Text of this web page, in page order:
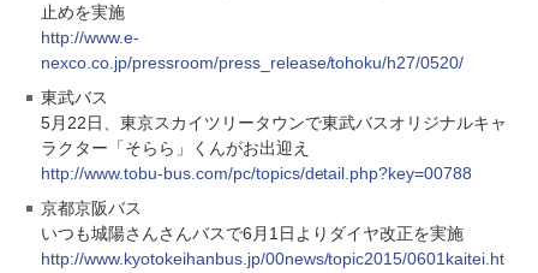
止めを実施
http://www.e-
nexco.co.jp/pressroom/press_release/tohoku/h27/0520/
東武バス
5月22日、東京スカイツリータウンで東武バスオリジナルキャ
ラクター「そらら」くんがお出迎え
http://www.tobu-bus.com/pc/topics/detail.php?key=00788
京都京阪バス
いつも城陽さんさんバスで6月1日よりダイヤ改正を実施
http://www.kyotokeihanbus.jp/00news/topic2015/0601kaitei.ht